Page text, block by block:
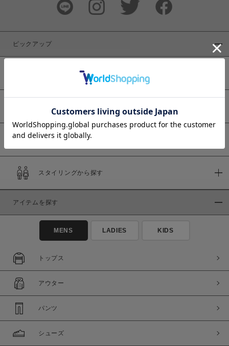
商品タイプ
通常商品
セール価格
在庫
在庫あり
ピックアップ
予約商品
スタイリングから探す
アイテムを探す
MENS LADIES KIDS
トップス
アウター
パンツ
シューズ